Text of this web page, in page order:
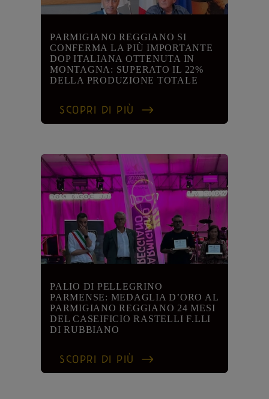
PARMIGIANO REGGIANO SI
CONFERMA LA PIÙ IMPORTANTE
DOP ITALIANA OTTENUTA IN
MONTAGNA: SUPERATO IL 22%
DELLA PRODUZIONE TOTALE
SCOPRI DI PIÙ
PALIO DI PELLEGRINO
PARMENSE: MEDAGLIA D’ORO AL
PARMIGIANO REGGIANO 24 MESI
DEL CASEIFICIO RASTELLI F.LLI
DI RUBBIANO
SCOPRI DI PIÙ